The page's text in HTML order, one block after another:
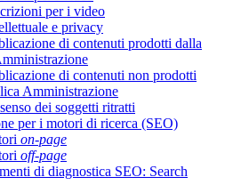
per i video
e privacy
di contenuti prodotti dalla
di contenuti non prodotti
Amministrazione
dei soggetti ritratti
per i motori di ricerca (SEO)
on-page
off-page
di diagnostica SEO: Search